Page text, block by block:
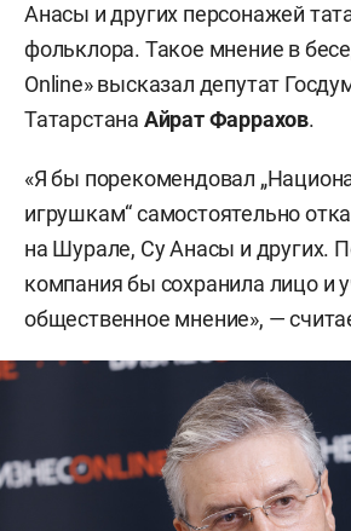
Анасы и других персонажей
фольклора. Такое мнение в
Online» высказал депутат
Татарстана Айрат Фаррахов.
«Я бы порекомендовал
игрушкам“ самостоятельно
на Шурале, Су Анасы и других.
компания бы сохранила лицо и
общественное мнение», —